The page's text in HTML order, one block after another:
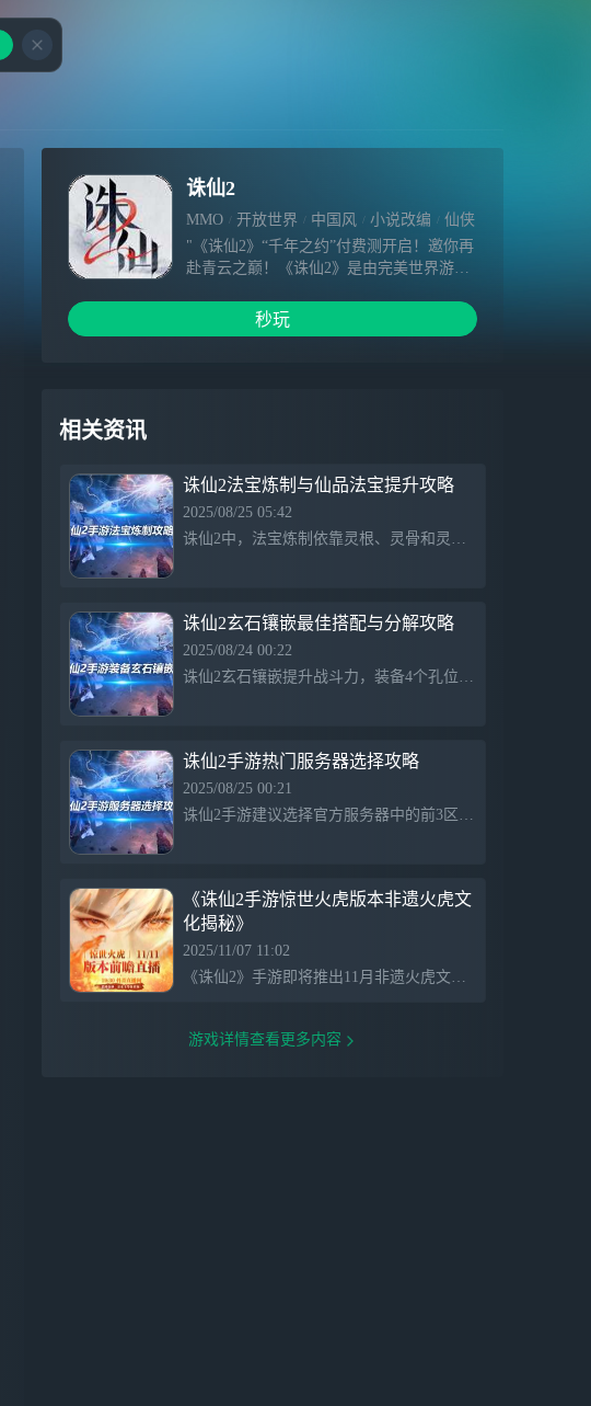
诛仙2
MMO 开放世界 中国风 小说改编
仙侠
"《诛仙2》“千年之约”付费测开启！邀你再
赴青云之巅！《诛仙2》是由完美世界游戏
作，游戏以《诛仙》原著为蓝图，突破传统
的仙门设定，构筑了一个原著千年之后的仙
秒玩
相关资讯
诛仙2法宝炼制与仙品法宝提升攻略
2025/08/25 05:42
诛仙2中，法宝炼制依靠灵根、灵骨和灵髓三种基础材料，灵髓提供最多元素灵质，仅能在特殊天气采集，灵根和灵骨可在拍卖行购买。炼制成功提升法宝品质，提高战力，帮助玩家达到更高境界。
诛仙2玄石镶嵌最佳搭配与分解攻略
2025/08/24 00:22
诛仙2玄石镶嵌提升战斗力，装备4个孔位需镶不同属性玄石，优先选择攻击类（物理或仙法攻击、破招、命中、会击、会心伤害），前2孔建议搭配物理攻击和破招，后2孔优先选择命中和会击，建议前期避免镶嵌会心伤害，待后期资源丰富再考虑。
诛仙2手游热门服务器选择攻略
2025/08/25 00:21
诛仙2手游建议选择官方服务器中的前3区，因人气高、活跃度强，有助于提升游戏体验和社交互动。高流通的物资和良好的生态循环使游戏更顺畅，建议优先选择热门区服，或根据喜好选择区服，确保游戏乐趣。
《诛仙2手游惊世火虎版本非遗火虎文
化揭秘》
2025/11/07 11:02
《诛仙2》手游即将推出11月非遗火虎文化主题版本“惊世火虎”，融合火焰艺术和南翔火虎非遗传承，展现千年文化传承，玩家可通过直播参与抽奖，体验火虎文化的数字化呈现。
游戏详情查看更多内容